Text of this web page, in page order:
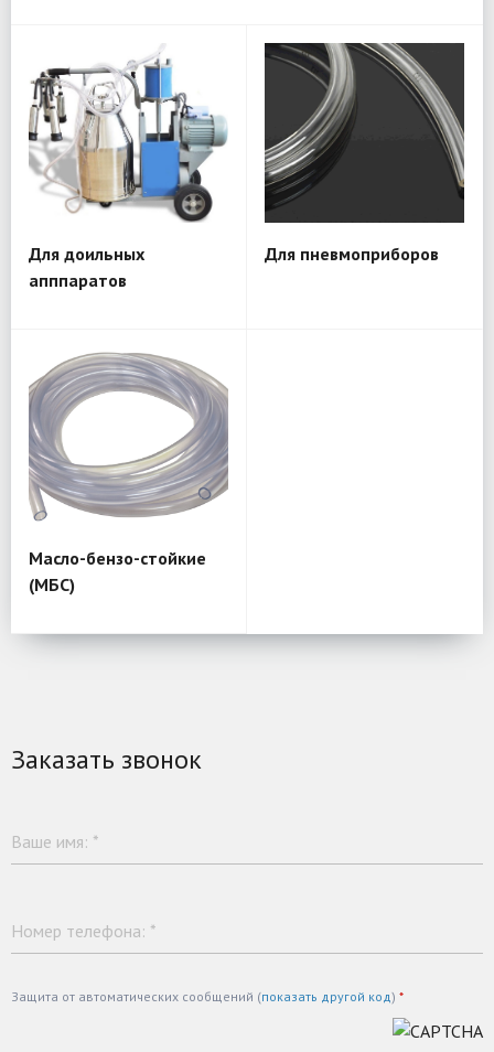
Для доильных
апппаратов
Для пневмоприборов
Масло-бензо-стойкие
(МБС)
Заказать звонок
Ваше имя: *
Номер телефона: *
Защита от автоматических сообщений (показать другой код) *